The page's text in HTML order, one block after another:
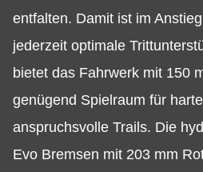
entfalten. Damit ist im
jederzeit optimale
bietet das Fahrwerk mit 150
genügend Spielraum für
anspruchsvolle Trails. Die
Evo Bremsen mit 203 mm